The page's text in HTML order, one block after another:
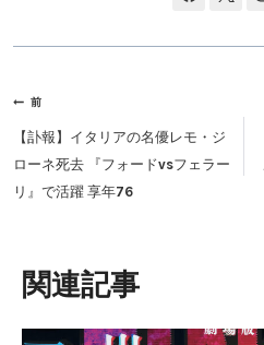
投
稿
ナ
ビ
シ
ョ
ン
前
【訃報】イタリアの名優レモ・ジ
ローネ死去 『フォードvsフェラー
リ』で活躍 享年76
類似投稿